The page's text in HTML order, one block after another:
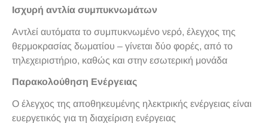
Ισχυρή αντλία συμπυκνωμάτων
Αντλεί αυτόματα το συμπυκνωμένο νερό, έλεγχος της
θερμοκρασίας δωματίου – γίνεται δύο φορές, από το
τηλεχειριστήριο, καθώς και στην εσωτερική μονάδα
Παρακολούθηση Ενέργειας
Ο έλεγχος της αποθηκευμένης ηλεκτρικής ενέργειας είναι
ευεργετικός για τη διαχείριση ενέργειας